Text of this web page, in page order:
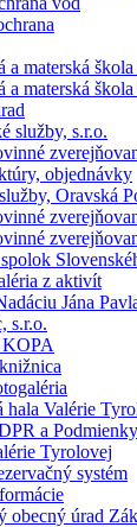
a materská
a materská škola
služby, s.r.o.
objednávky
Oravská
z aktivít
Jána
s.r.o.
hala Valérie
a
Tyrolovej
systém
obecný úrad